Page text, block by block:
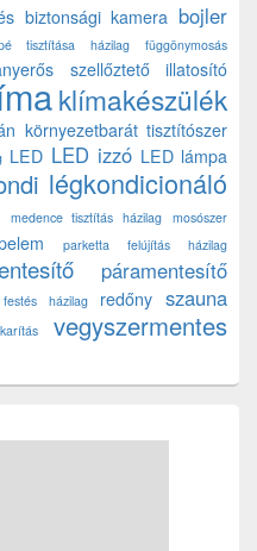
biztonsági kamera bojler
tisztítása házilag
függönymosás
szellőztető
illatosító
klímakészülék
környezetbarát tisztítószer
LED LED izzó LED lámpa
légkondicionáló
medence tisztítás házilag
mosószer
parketta felújítás házilag
páramentesítő
házilag redőny szauna
vegyszermentes